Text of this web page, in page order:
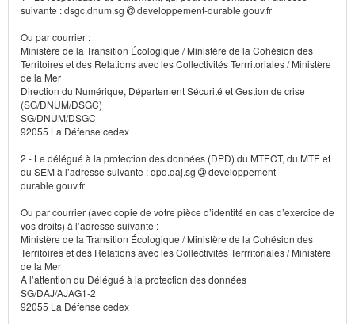
suivante : dsgc.dnum.sg
developpement-durable.gouv.fr
Ou par courrier :
Ministère de la Transition Écologique / Ministère de la Cohésion des
Territoires et des Relations avec les Collectivités Terrritoriales / Ministère
de la Mer
Direction du Numérique, Département Sécurité et Gestion de crise
(SG/DNUM/DSGC)
SG/DNUM/DSGC
92055 La Défense cedex
2 - Le délégué à la protection des données (DPD) du MTECT, du MTE et
du SEM à l’adresse suivante : dpd.daj.sg
developpement-
durable.gouv.fr
Ou par courrier (avec copie de votre pièce d’identité en cas d’exercice de
vos droits) à l’adresse suivante :
Ministère de la Transition Écologique / Ministère de la Cohésion des
Territoires et des Relations avec les Collectivités Terrritoriales / Ministère
de la Mer
A l’attention du Délégué à la protection des données
SG/DAJ/AJAG1-2
92055 La Défense cedex